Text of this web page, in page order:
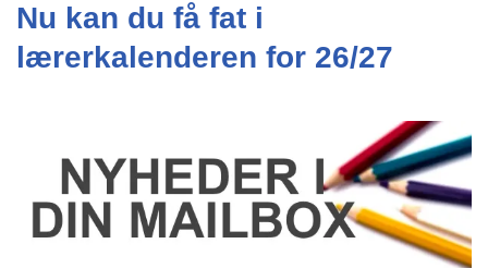
Nu kan du få fat i
lærerkalenderen for 26/27